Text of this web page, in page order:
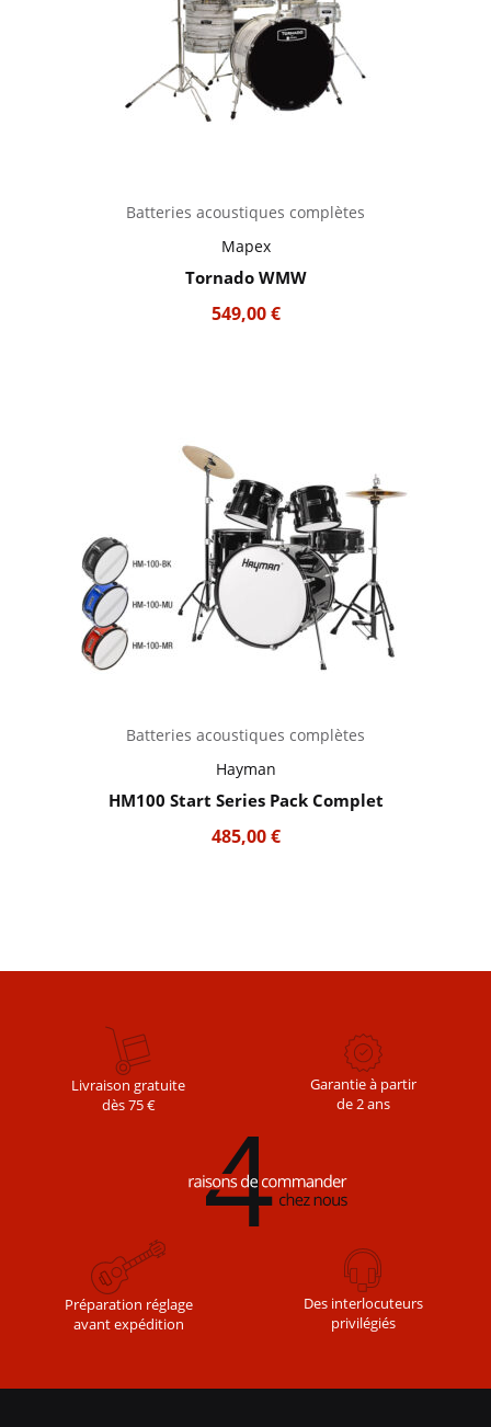
Batteries acoustiques complètes
Mapex
Tornado WMW
549,00€
Batteries acoustiques complètes
Hayman
HM100 Start Series Pack Complet
485,00€
Livraison gratuite
dès 75 €
Garantie à partir
de 2 ans
Préparation réglage
avant expédition
Des interlocuteurs
privilégiés